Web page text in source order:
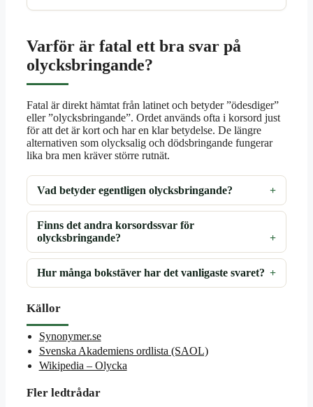
Varför är fatal ett bra svar på
olycksbringande?
Fatal är direkt hämtat från latinet och betyder ”ödesdiger”
eller ”olycksbringande”. Ordet används ofta i korsord just
för att det är kort och har en klar betydelse. De längre
alternativen som olycksalig och dödsbringande fungerar
lika bra men kräver större rutnät.
Vad betyder egentligen olycksbringande?
Finns det andra korsordssvar för
olycksbringande?
Hur många bokstäver har det vanligaste svaret?
Källor
Synonymer.se
Svenska Akademiens ordlista (SAOL)
Wikipedia – Olycka
Fler ledtrådar